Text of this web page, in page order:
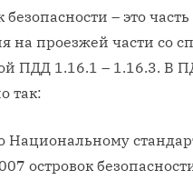
безопасности – это
на проезжей части со
ПДД 1.16.1 – 1.16.3. В
так:
Национальному
островок